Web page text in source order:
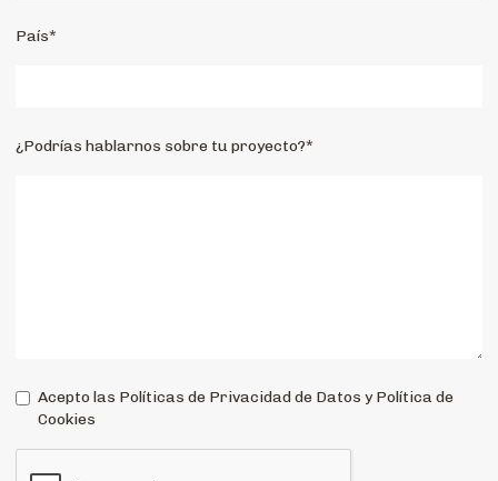
País*
¿Podrías hablarnos sobre tu proyecto?*
Acepto las Políticas de Privacidad de Datos y Política de
Cookies